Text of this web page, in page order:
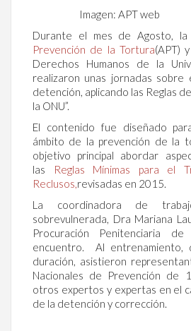
Imagen: APT web
Durante el mes de Agosto, la
Prevención de la Tortura(APT)
Derechos Humanos de la
realizaron unas jornadas sobre
detención, aplicando las Reglas
la ONU”.
El contenido fue diseñado
ámbito de la prevención de la
objetivo principal abordar
las
Reglas Mínimas para el
Reclusos,revisadas en 2015.
La coordinadora de
sobrevulnerada, Dra Mariana
Procuración Penitenciaria
encuentro. Al entrenamiento,
duración, asistieron
Nacionales de Prevención de
otros expertos y expertas en el
de la detención y corrección.